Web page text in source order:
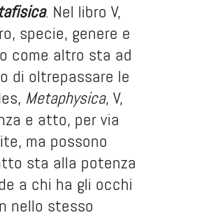
. Nel libro V,
specie, genere e
come altro sta ad
di oltrepassare le
Metaphysica, V,
e atto, per via
ma possono
sta alla potenza
a chi ha gli occhi
nello stesso